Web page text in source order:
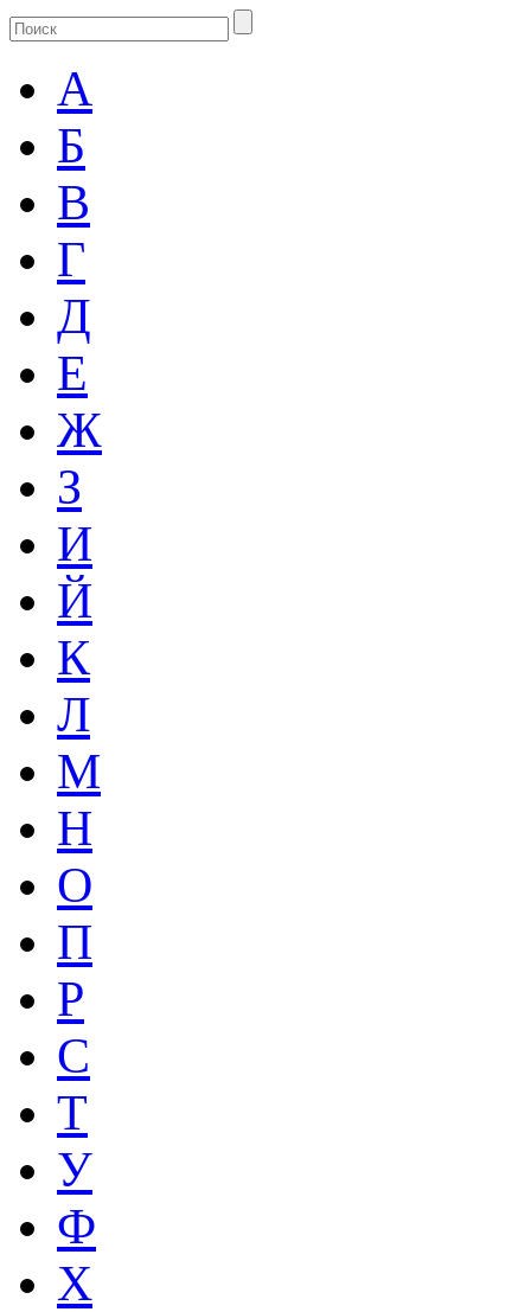
А
Б
В
Г
Д
Е
Ж
З
И
Й
К
Л
М
Н
О
П
Р
С
Т
У
Ф
Х